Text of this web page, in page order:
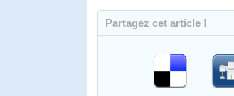
Partagez cet article !